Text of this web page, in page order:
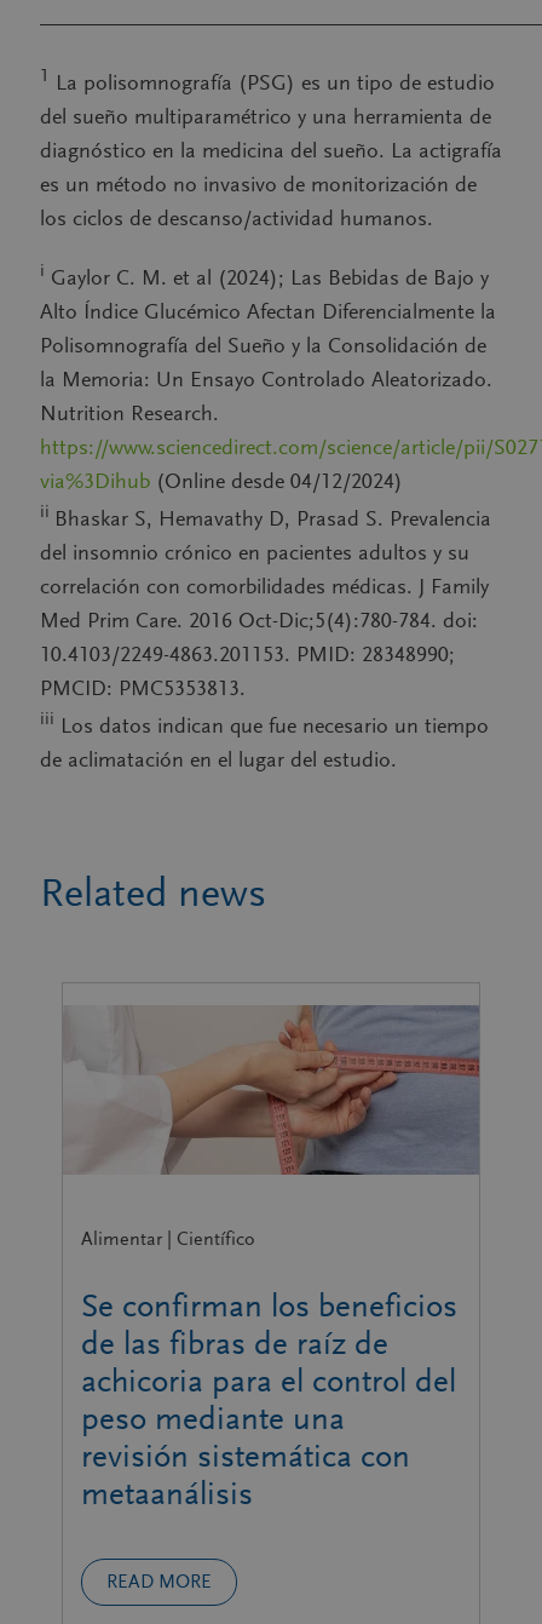
1 La polisomnografía (PSG) es un tipo de estudio
del sueño multiparamétrico y una herramienta de
diagnóstico en la medicina del sueño. La actigrafía
es un método no invasivo de monitorización de
los ciclos de descanso/actividad humanos.
i Gaylor C. M. et al (2024); Las Bebidas de Bajo y
Alto Índice Glucémico Afectan Diferencialmente la
Polisomnografía del Sueño y la Consolidación de
la Memoria: Un Ensayo Controlado Aleatorizado.
Nutrition Research.
https://www.sciencedirect.com/science/article/pii/
via%3Dihub (Online desde 04/12/2024)
ii Bhaskar S, Hemavathy D, Prasad S. Prevalencia
del insomnio crónico en pacientes adultos y su
correlación con comorbilidades médicas. J Family
Med Prim Care. 2016 Oct-Dic;5(4):780-784. doi:
10.4103/2249-4863.201153. PMID: 28348990;
PMCID: PMC5353813.
iii Los datos indican que fue necesario un tiempo
de aclimatación en el lugar del estudio.
Related news
Alimentar | Científico
Se confirman los beneficios
de las fibras de raíz de
achicoria para el control del
peso mediante una
revisión sistemática con
metaanálisis
READ MORE